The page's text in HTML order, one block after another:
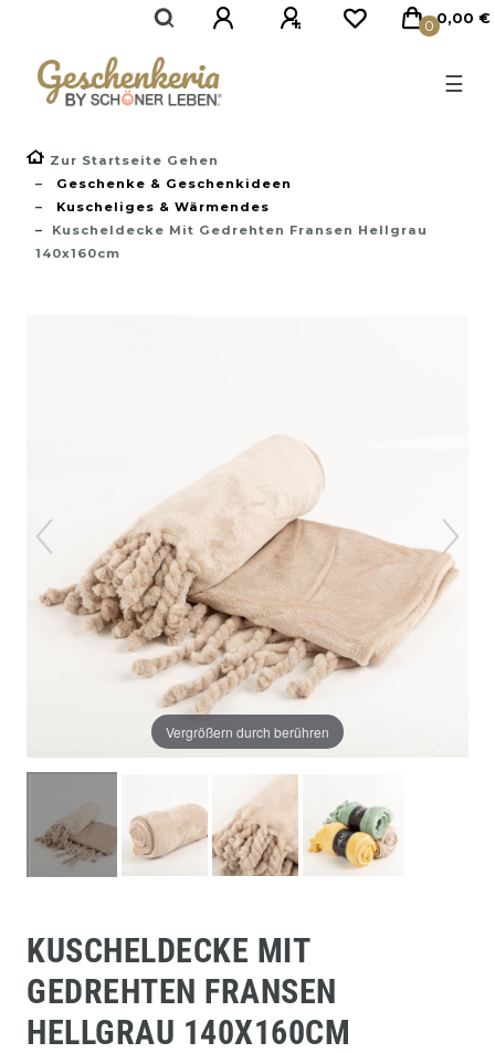
0 0,00 €
☰
Zur Startseite Gehen
Geschenke & Geschenkideen
Kuscheliges & Wärmendes
Kuscheldecke Mit Gedrehten Fransen Hellgrau
140x160cm
Vergrößern durch berühren
KUSCHELDECKE MIT
GEDREHTEN FRANSEN
HELLGRAU 140X160CM